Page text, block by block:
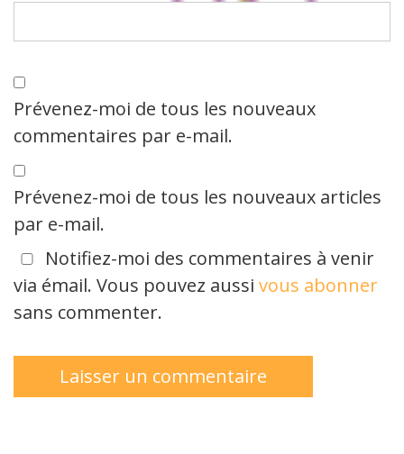
Prévenez-moi de tous les nouveaux
commentaires par e-mail.
Prévenez-moi de tous les nouveaux articles
par e-mail.
Notifiez-moi des commentaires à venir
via émail. Vous pouvez aussi vous abonner
sans commenter.